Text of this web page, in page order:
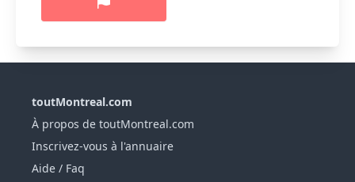
toutMontreal.com
À propos de toutMontreal.com
Inscrivez-vous à l'annuaire
Aide / Faq